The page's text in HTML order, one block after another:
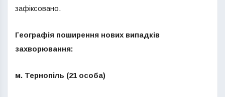
зафіксовано.
Географія поширення нових випадків
захворювання:
м. Тернопіль (21 особа)